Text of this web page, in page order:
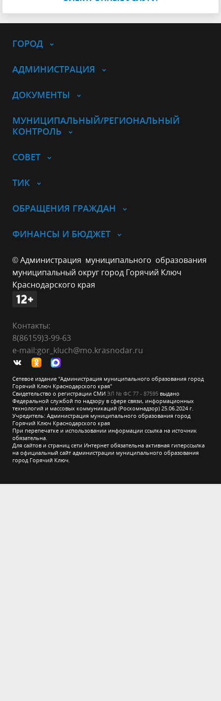
ГОРОД
АДМИНИСТРАЦИЯ
ДОКУМЕНТЫ
МУНИЦИПАЛЬНЫЙ/РЕГИОНАЛЬНЫЙ
КОНТРОЛЬ
СОВЕТ
ТИК
ОБРАЩЕНИЯ ГРАЖДАН
ФИНАНСЫ И БЮДЖЕТ
© Администрация муниципального образования
муниципальный округ город Горячий Ключ
Краснодарского края
Контакты:
8(86159)3-99-63
e-mail:gor_kluch@mo.krasnodar.ru
Сетевое издание "Администрация муниципального образования город
Горячий Ключ Краснодарского края"
Свидетельство о регистрации СМИ ЭЛ № ФС 77 - 87595 выдано
Федеральной службой по надзору в сфере связи, информационных
технологий и массовых коммуникаций (Роскомнадзор) 25.06.2024 г.
Учредитель: Администрация муниципального образования город
Горячий Ключ Краснодарского края
При перепечатке и использовании информации ссылка на источник
обязательна.
Для сайтов и страниц сети Интернет обязательна активная гиперссылка
на официальный сайт администрации муниципального образования
город Горячий Ключ.